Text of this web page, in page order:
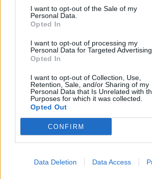
I want to opt-out of the Sale of my
Personal Data.
Opted In
I want to opt-out of processing my
Personal Data for Targeted Advertising.
Opted In
I want to opt-out of Collection, Use,
Retention, Sale, and/or Sharing of my
Personal Data that Is Unrelated with
Purposes for which it was collected.
Opted Out
CONFIRM
Data Deletion Data Access
Παναιτωλικός-Απόλλων Σμύρνης 1-0:
Φλόρες πήρε το ντέρμπι